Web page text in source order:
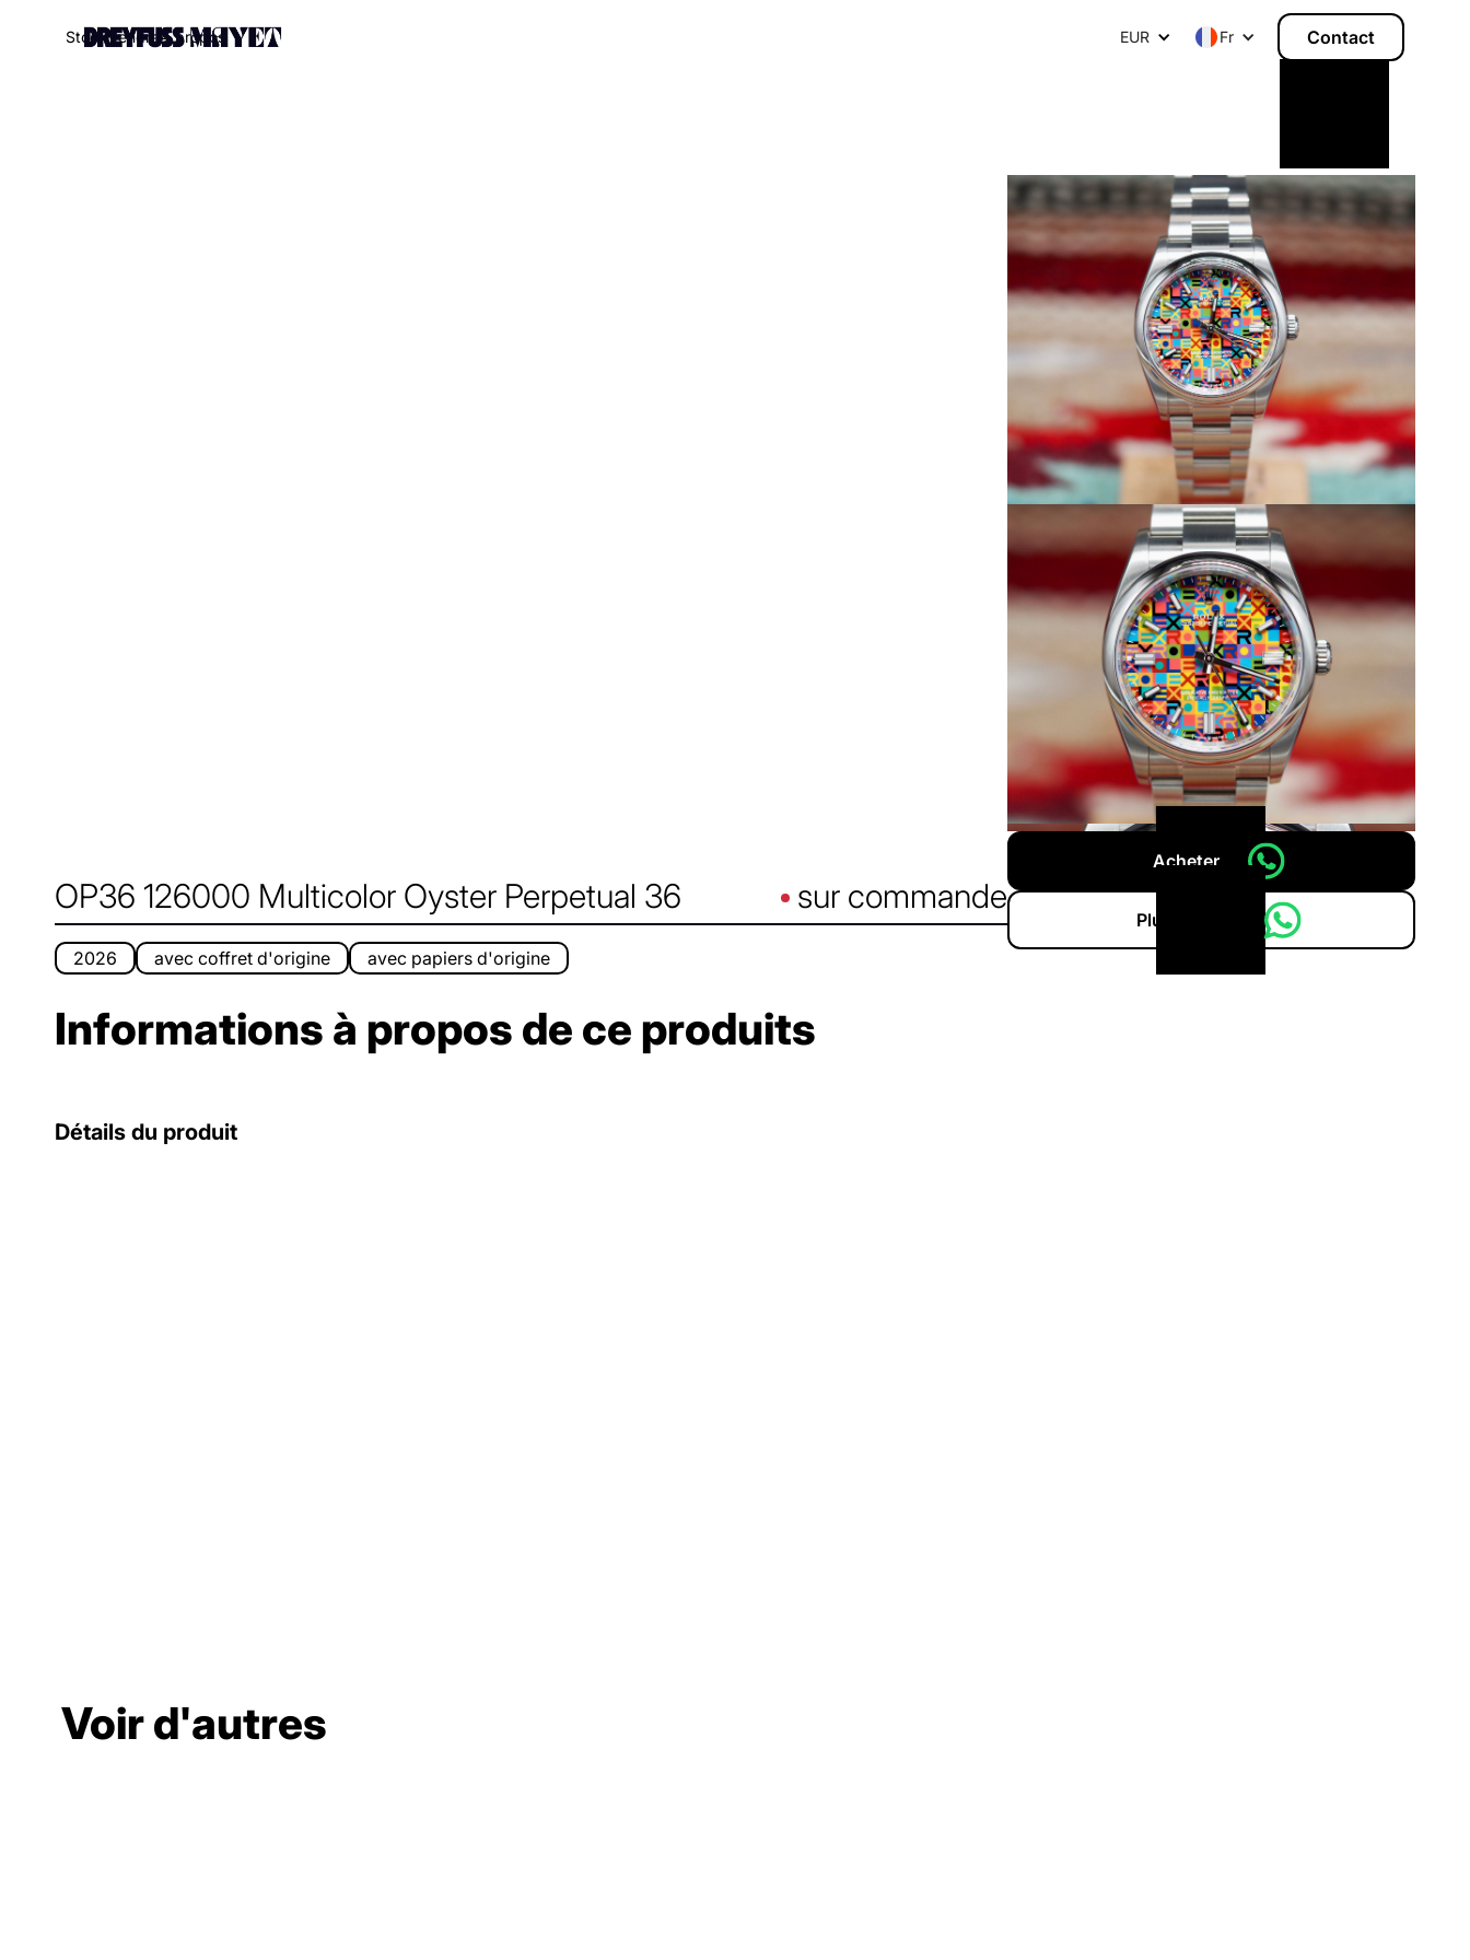
Sto c kVendr e À prop os EUR Fr Contact
OP36 126000 Multicolor Oyster Perpetual 36 sur commande
2026 avec coffret d'origine avec papiers d'origine
Acheter
Plus d'infos
Informations à propos de ce produits
Détails du produit
Voir d'autres